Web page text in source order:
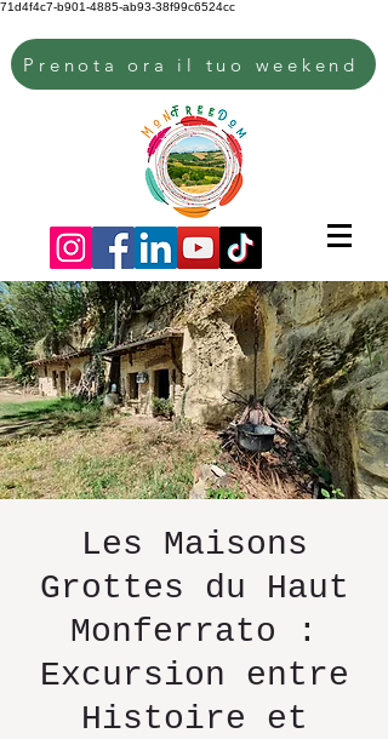
71d4f4c7-b901-4885-ab93-38f99c6524cc
Prenota ora il tuo weekend
Les Maisons
Grottes du Haut
Monferrato :
Excursion entre
Histoire et